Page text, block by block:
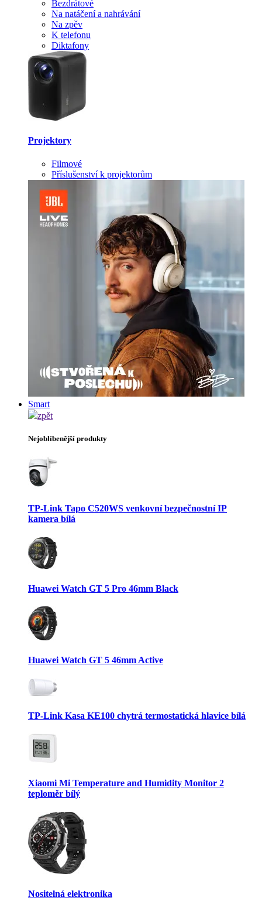
Bezdrátové
Na natáčení a nahrávání
Na zpěv
K telefonu
Diktafony
Projektory
Filmové
Příslušenství k projektorům
Smart
zpět
Nejoblíbenější produkty
TP-Link Tapo C520WS venkovní bezpečnostní IP
kamera bílá
Huawei Watch GT 5 Pro 46mm Black
Huawei Watch GT 5 46mm Active
TP-Link Kasa KE100 chytrá termostatická hlavice bílá
Xiaomi Mi Temperature and Humidity Monitor 2
teploměr bílý
Nositelná elektronika